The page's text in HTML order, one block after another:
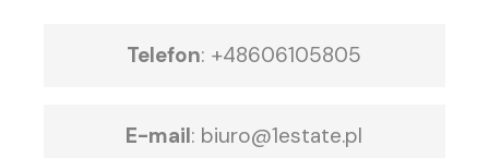
Telefon: +48606105805
E-mail: biuro@1estate.pl